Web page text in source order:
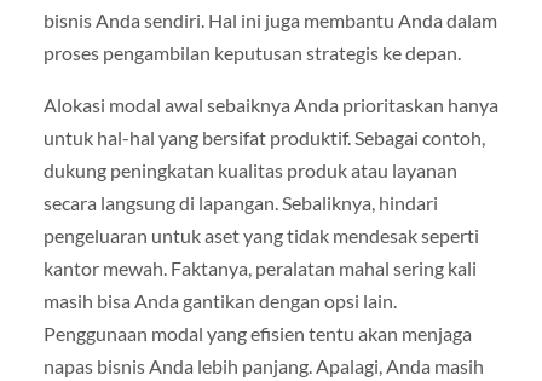
bisnis Anda sendiri. Hal ini juga membantu Anda dalam
proses pengambilan keputusan strategis ke depan.
Alokasi modal awal sebaiknya Anda prioritaskan hanya
untuk hal-hal yang bersifat produktif. Sebagai contoh,
dukung peningkatan kualitas produk atau layanan
secara langsung di lapangan. Sebaliknya, hindari
pengeluaran untuk aset yang tidak mendesak seperti
kantor mewah. Faktanya, peralatan mahal sering kali
masih bisa Anda gantikan dengan opsi lain.
Penggunaan modal yang efisien tentu akan menjaga
napas bisnis Anda lebih panjang. Apalagi, Anda masih